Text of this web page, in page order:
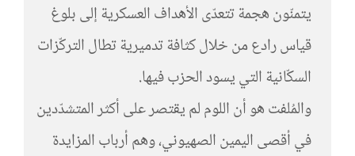
يتمنّون هجمة تتعدّى الأهداف العسكرية إلى بلوغ
قياس رادع من خلال كثافة تدميرية تطال التركّزات
السكّانية التي يسود الحزب فيها.
والمُلفت هو أن اللوم لم يقتصر على أكثر المتشدّدين
في أقصى اليمين الصهيوني، وهم أرباب المزايدة